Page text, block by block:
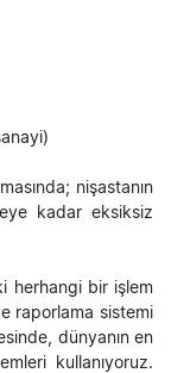
nişastanın
kadar eksiksiz
herhangi bir işlem
raporlama sistemi
dünyanın en
kullanıyoruz.